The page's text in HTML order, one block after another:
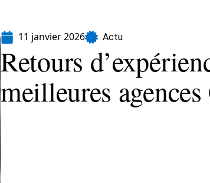
11 janvier 2026 Actu
Retours
meilleures